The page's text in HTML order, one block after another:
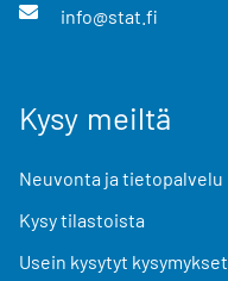
info@stat.fi
Kysy meiltä
Neuvonta ja tietopalvelu
Kysy tilastoista
Usein kysytyt kysymykset